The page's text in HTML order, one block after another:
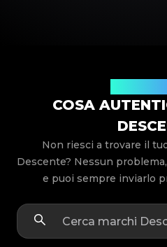
COSA
Non riesci a trovare il
Descente? Nessun
e puoi sempre inviarlo